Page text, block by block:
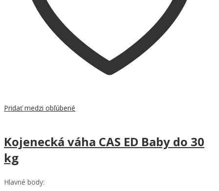
Pridať medzi obľúbené
Kojenecká váha CAS ED Baby do 30
kg
Hlavné body: